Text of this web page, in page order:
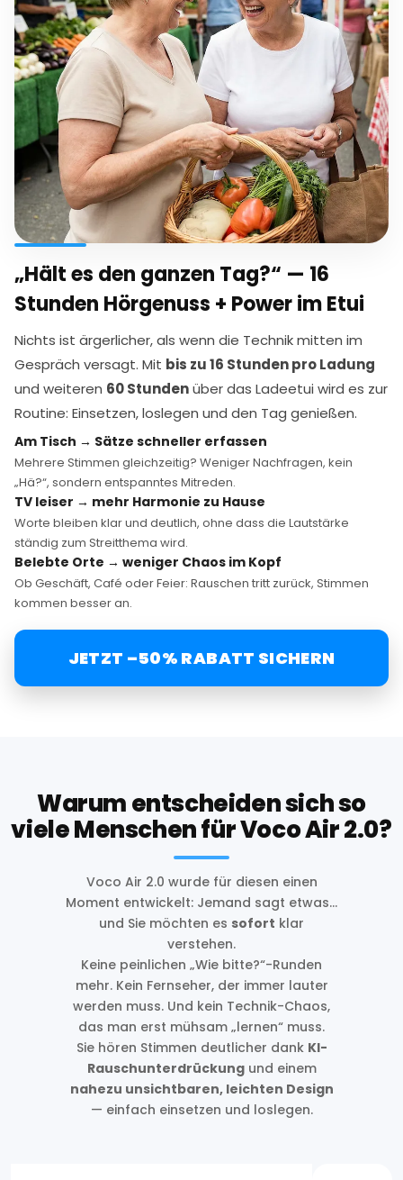
„Hält es den ganzen Tag?“ — 16
Stunden Hörgenuss + Power im Etui
Nichts ist ärgerlicher, als wenn die Technik mitten im
Gespräch versagt. Mit bis zu 16 Stunden pro Ladung
und weiteren 60 Stundenüber das Ladeetui wird es zur
Routine: Einsetzen, loslegen und den Tag genießen.
Am Tisch → Sätze schneller erfassen
Mehrere Stimmen gleichzeitig? Weniger Nachfragen, kein
„Hä?“, sondern entspanntes Mitreden.
TV leiser → mehr Harmonie zu Hause
Worte bleiben klar und deutlich, ohne dass die Lautstärke
ständig zum Streitthema wird.
Belebte Orte → weniger Chaos im Kopf
Ob Geschäft, Café oder Feier: Rauschen tritt zurück, Stimmen
kommen besser an.
JETZT –50% RABATT SICHERN
Warum entscheiden sich so
viele Menschen für Voco Air 2.0?
Voco Air 2.0 wurde für diesen einen
Moment entwickelt: Jemand sagt etwas…
und Sie möchten es sofort klar
verstehen.
Keine peinlichen „Wie bitte?“-Runden
mehr. Kein Fernseher, der immer lauter
werden muss. Und kein Technik-Chaos,
das man erst mühsam „lernen“ muss.
Sie hören Stimmen deutlicher dank KI-
Rauschunterdrückungund einem
nahezu unsichtbaren, leichten Design
— einfach einsetzen und loslegen.